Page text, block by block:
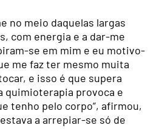
no meio daquelas largas
com energia e a dar-me
se em mim e eu motivo-
me faz ter mesmo muita
e isso é que supera
quimioterapia provoca e
tenho pelo corpo”, afirmou,
a arrepiar-se só de